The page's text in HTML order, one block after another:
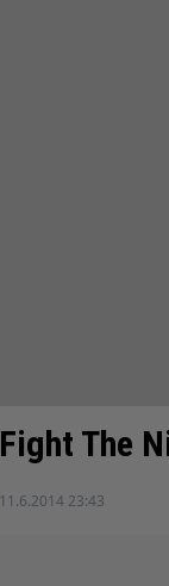
Fight The
11.6.2014 23:43